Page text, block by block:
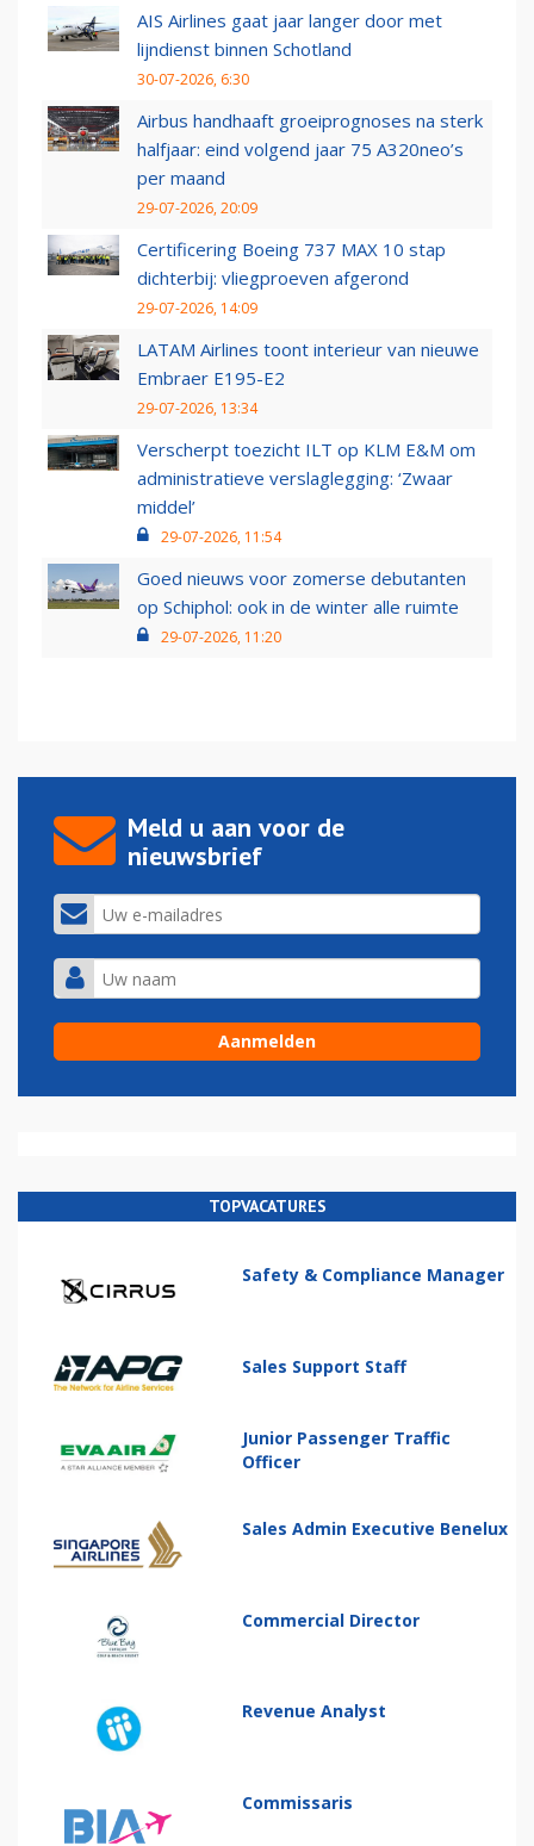
AIS Airlines gaat jaar langer door met
lijndienst binnen Schotland
30-07-2026, 6:30
Airbus handhaaft groeiprognoses na sterk
halfjaar: eind volgend jaar 75 A320neo’s
per maand
29-07-2026, 20:09
Certificering Boeing 737 MAX 10 stap
dichterbij: vliegproeven afgerond
29-07-2026, 14:09
LATAM Airlines toont interieur van nieuwe
Embraer E195-E2
29-07-2026, 13:34
Verscherpt toezicht ILT op KLM E&M om
administratieve verslaglegging: ‘Zwaar
middel’
29-07-2026, 11:54
Goed nieuws voor zomerse debutanten
op Schiphol: ook in de winter alle ruimte
29-07-2026, 11:20
Meld u aan voor de
nieuwsbrief
TOPVACATURES
Safety & Compliance Manager
Sales Support Staff
Junior Passenger Traffic
Officer
Sales Admin Executive Benelux
Commercial Director
Revenue Analyst
Commissaris